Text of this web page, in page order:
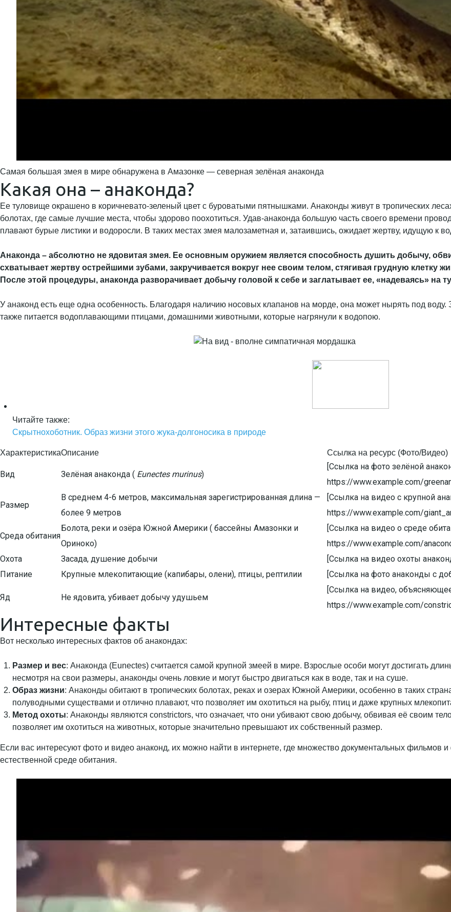
Самая большая змея в мире обнаружена в Амазонке — северная зелёная анаконда
Какая она – анаконда?
Ее туловище окрашено в коричневато-зеленый цвет с буроватыми пятнышками. Анаконды живут в тропических
болотах, где самые лучшие места, чтобы здорово поохотиться. Удав-анаконда большую часть своего времени
плавают бурые листики и водоросли. В таких местах змея малозаметная и, затаившись, ожидает жертву, идущую к
Анаконда – абсолютно не ядовитая змея. Ее основным оружием является способность душить добычу,
схватывает жертву острейшими зубами, закручивается вокруг нее своим телом, стягивая грудную клетку
После этой процедуры, анаконда разворачивает добычу головой к себе и заглатывает ее, «надеваясь» на
У анаконд есть еще одна особенность. Благодаря наличию носовых клапанов на морде, она может нырять под
также питается водоплавающими птицами, домашними животными, которые нагрянули к водопою.
Читайте также:
Скрытнохоботник. Образ жизни этого жука-долгоносика в природе
ХарактеристикаОписание Ссылка на ресурс (Фото/Видео)
Вид Зелёная анаконда ( Eunectes murinus)
[Ссылка на фото зелёной
https://www.example.com/
Размер
В среднем 4-6 метров, максимальная зарегистрированная длина —
более 9 метров
[Ссылка на видео с крупной
https://www.example.com/
Среда обитания
Болота, реки и озёра Южной Америки ( бассейны Амазонки и
Ориноко)
[Ссылка на видео о среде
https://www.example.com/
Охота
Засада, душение добычи
[Ссылка на видео охоты
Питание
Крупные млекопитающие (капибары, олени), птицы, рептилии [Ссылка на фото анаконды с
Яд Не ядовита, убивает добычу удушьем
[Ссылка на видео,
https://www.example.com/
Интересные факты
Вот несколько интересных фактов об анакондах:
Размер и вес: Анаконда (Eunectes) считается самой крупной змеей в мире. Взрослые особи могут достигать
несмотря на свои размеры, анаконды очень ловкие и могут быстро двигаться как в воде, так и на суше.
Образ жизни: Анаконды обитают в тропических болотах, реках и озерах Южной Америки, особенно в таких
полуводными существами и отлично плавают, что позволяет им охотиться на рыбу, птиц и даже крупных
Метод охоты: Анаконды являются constrictors, что означает, что они убивают свою добычу, обвивая её своим
позволяет им охотиться на животных, которые значительно превышают их собственный размер.
Если вас интересуют фото и видео анаконд, их можно найти в интернете, где множество документальных
естественной среде обитания.